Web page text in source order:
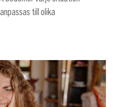
till olika